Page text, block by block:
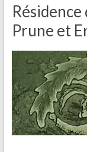
Résidence
Prune et